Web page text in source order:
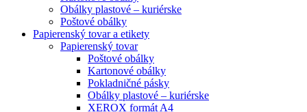
Obálky plastové – kuriérske
Poštové obálky
Papierenský tovar a etikety
Papierenský tovar
Poštové obálky
Kartonové obálky
Pokladničné pásky
Obálky plastové – kuriérske
XEROX formát A4